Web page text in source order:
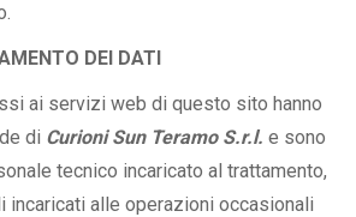
DEI DATI
ai servizi web di questo sito hanno
di Curioni Sun Teramo S.r.l. e sono
tecnico incaricato al trattamento,
incaricati alle operazioni occasionali